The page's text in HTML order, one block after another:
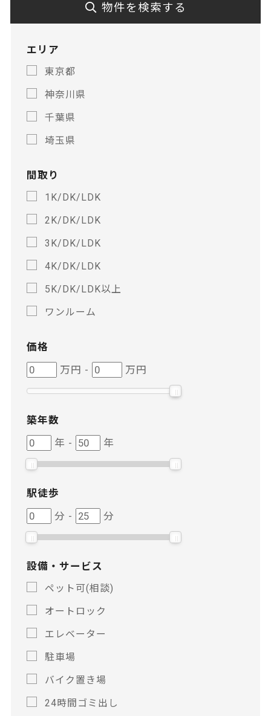
物件を検索する
エリア
東京都
神奈川県
千葉県
埼玉県
間取り
1K/DK/LDK
2K/DK/LDK
3K/DK/LDK
4K/DK/LDK
5K/DK/LDK以上
ワンルーム
価格
価
格
万円 - 価
格
万円
築年数
築
年
年 - 築
年
年
駅徒歩
駅
徒
分 - 駅
徒
分
設備・サービス
ペット可(相談)
オートロック
エレベーター
駐車場
バイク置き場
24時間ゴミ出し